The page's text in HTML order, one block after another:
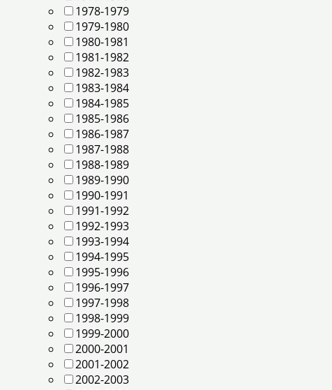
1978-1979
1979-1980
1980-1981
1981-1982
1982-1983
1983-1984
1984-1985
1985-1986
1986-1987
1987-1988
1988-1989
1989-1990
1990-1991
1991-1992
1992-1993
1993-1994
1994-1995
1995-1996
1996-1997
1997-1998
1998-1999
1999-2000
2000-2001
2001-2002
2002-2003